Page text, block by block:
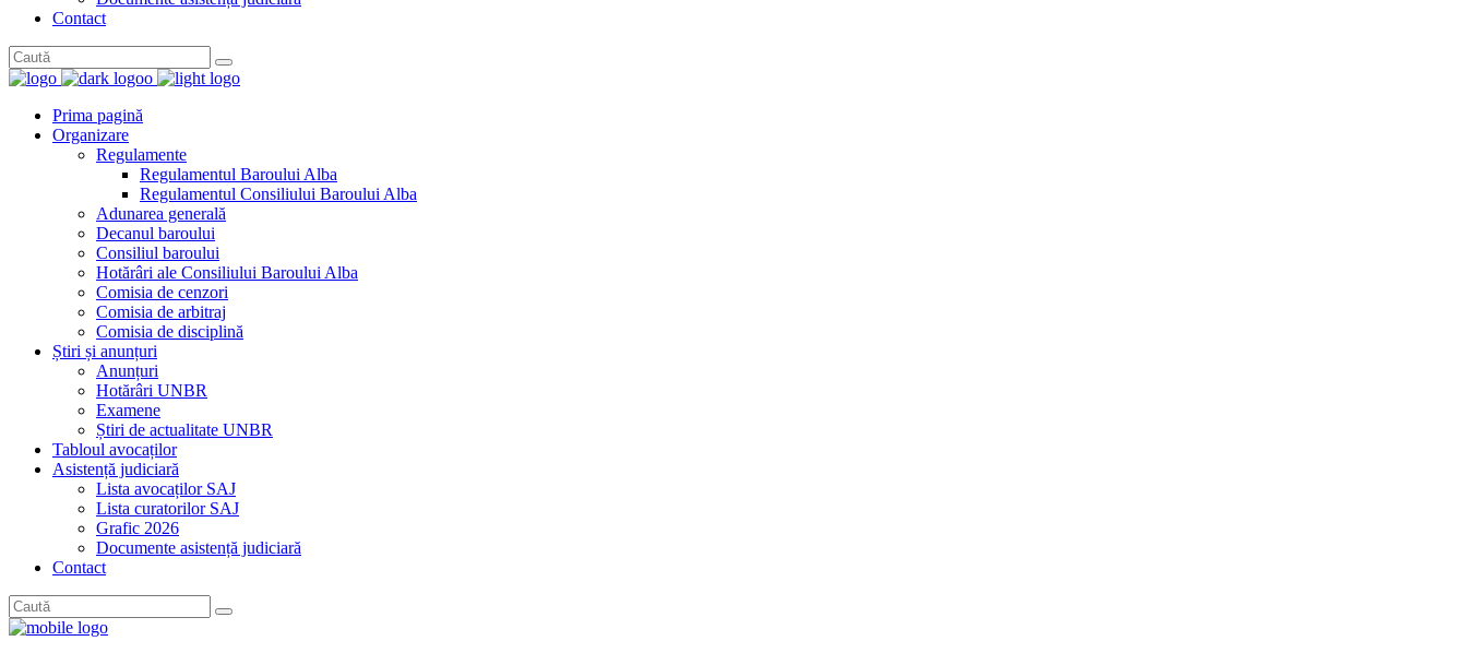
Contact
Prima pagină
Organizare
Regulamente
Regulamentul Baroului Alba
Regulamentul Consiliului Baroului Alba
Adunarea generală
Decanul baroului
Consiliul baroului
Hotărâri ale Consiliului Baroului Alba
Comisia de cenzori
Comisia de arbitraj
Comisia de disciplină
Știri și anunțuri
Anunțuri
Hotărâri UNBR
Examene
Știri de actualitate UNBR
Tabloul avocaților
Asistență judiciară
Lista avocaților SAJ
Lista curatorilor SAJ
Grafic 2026
Documente asistență judiciară
Contact